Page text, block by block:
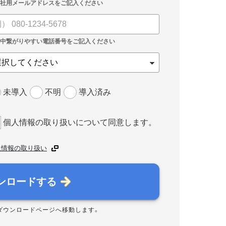
未導入 不明 導入済み
個人情報の取り扱いについて同意します。
報の取り扱い
ロードする
ウンロードページへ移動します。